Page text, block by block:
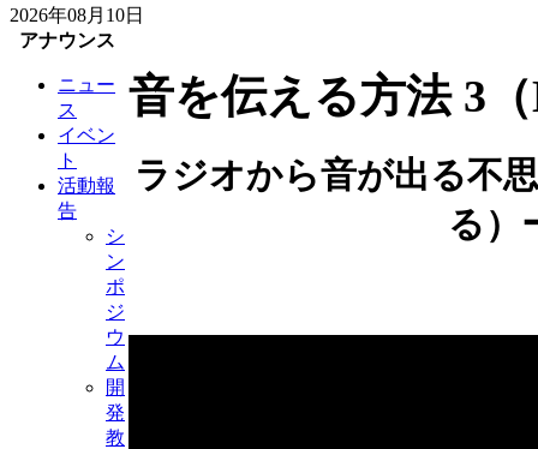
2026年08月10日
アナウンス
ニュー
ス
イベン
ト
活動報
告
シ
ン
ポ
ジ
ウ
ム
開
発
教
音を伝える方法 3
ラジオから音が出る不
る